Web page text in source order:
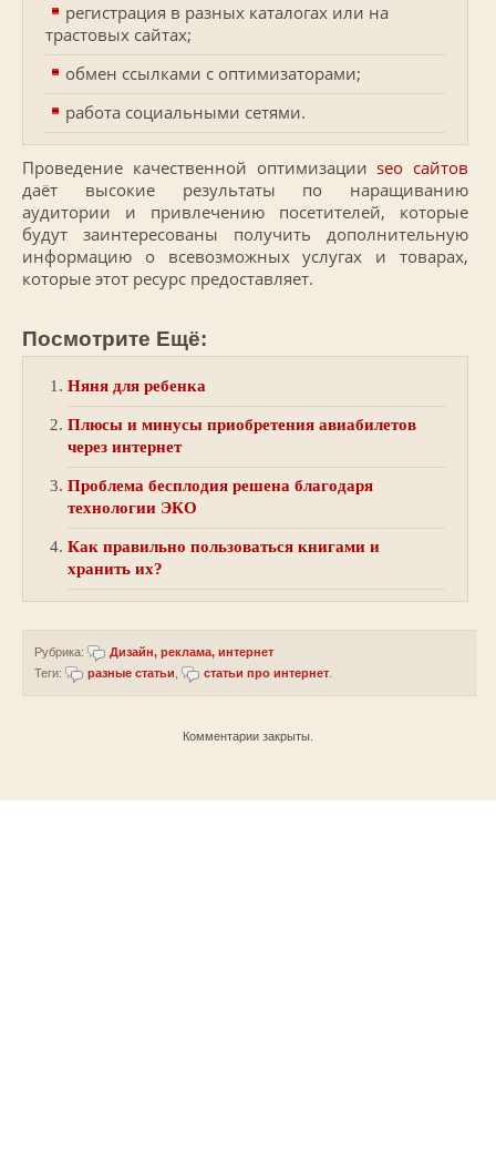
регистрация в разных каталогах или на
трастовых сайтах;
обмен ссылками с оптимизаторами;
работа социальными сетями.
Проведение качественной оптимизацииseo сайтов
даёт высокие результаты по наращиванию
аудитории и привлечению посетителей, которые
будут заинтересованы получить дополнительную
информацию о всевозможных услугах и товарах,
которые этот ресурс предоставляет.
Посмотрите Ещё:
Няня для ребенка
Плюсы и минусы приобретения авиабилетов
через интернет
Проблема бесплодия решена благодаря
технологии ЭКО
Как правильно пользоваться книгами и
хранить их?
Рубрика:
Дизайн, реклама, интернет
Теги:
разные статьи статьи про интернет
Комментарии закрыты.